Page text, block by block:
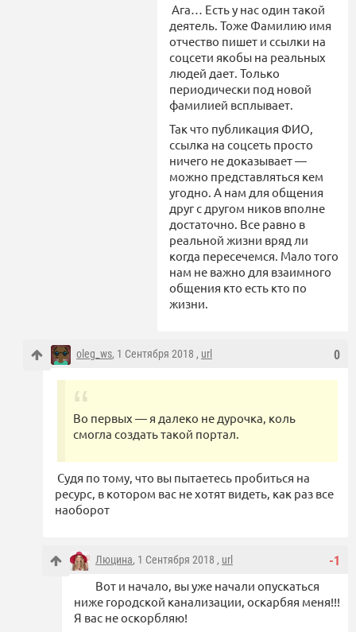
Ага… Есть у нас один такой
деятель. Тоже Фамилию имя
отчество пишет и ссылки на
соцсети якобы на реальных
людей дает. Только
периодически под новой
фамилией всплывает.
Так что публикация ФИО,
ссылка на соцсеть просто
ничего не доказывает —
можно представляться кем
угодно. А нам для общения
друг с другом ников вполне
достаточно. Все равно в
реальной жизни вряд ли
когда пересечемся. Мало того
нам не важно для взаимного
общения кто есть кто по
жизни.
0
oleg_ws, 1 Сентября 2018 , url
Во первых — я далеко не дурочка, коль
смогла создать такой портал.
Судя по тому, что вы пытаетесь пробиться на
ресурс, в котором вас не хотят видеть, как раз все
наоборот
-1
Люцина, 1 Сентября 2018 , url
Вот и начало, вы уже начали опускаться
ниже городской канализации, оскарбяя меня!!!
Я вас не оскорбляю!